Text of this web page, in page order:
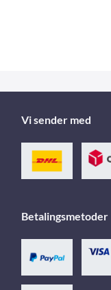
Vi sender med
Betalingsmetoder